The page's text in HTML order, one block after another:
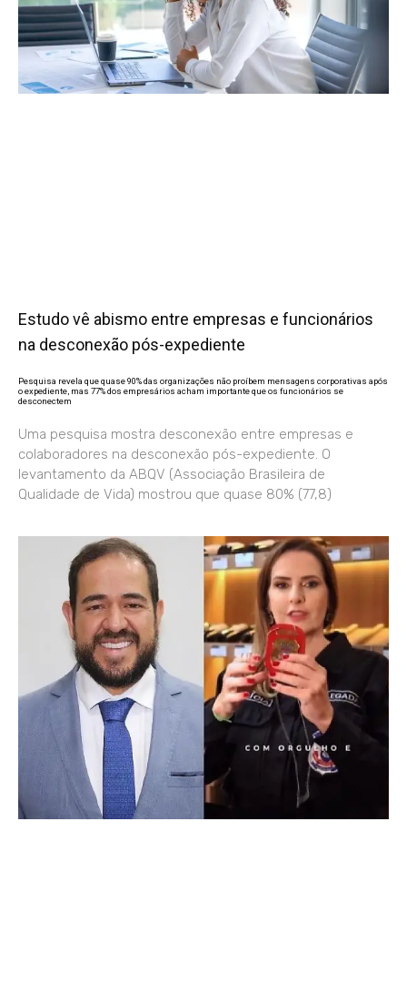
Estudo vê abismo entre empresas e funcionários
na desconexão pós-expediente
Pesquisa revela que quase 90% das organizações não proíbem mensagens corporativas após
o expediente, mas 77% dos empresários acham importante que os funcionários se
desconectem
Uma pesquisa mostra desconexão entre empresas e
colaboradores na desconexão pós-expediente. O
levantamento da ABQV (Associação Brasileira de
Qualidade de Vida) mostrou que quase 80% (77,8)